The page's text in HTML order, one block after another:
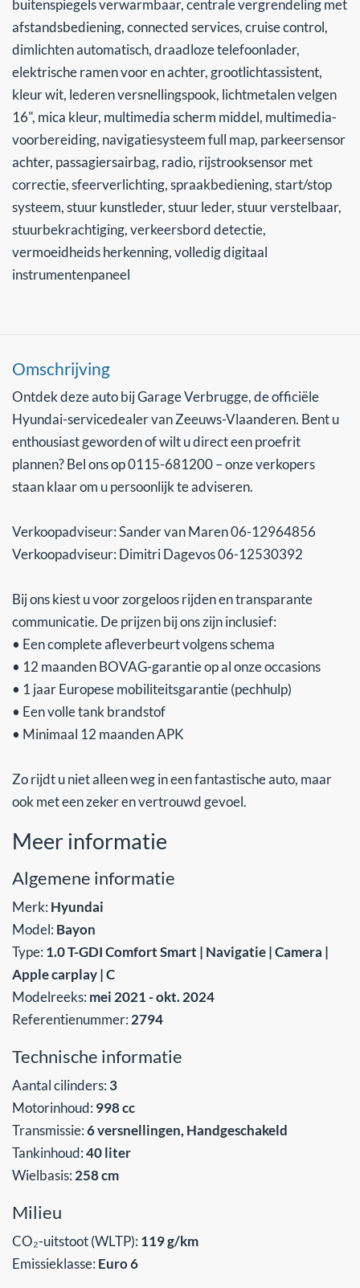
buitenspiegels verwarmbaar, centrale vergrendeling met
afstandsbediening, connected services, cruise control,
dimlichten automatisch, draadloze telefoonlader,
elektrische ramen voor en achter, grootlichtassistent,
kleur wit, lederen versnellingspook, lichtmetalen velgen
16", mica kleur, multimedia scherm middel, multimedia-
voorbereiding, navigatiesysteem full map, parkeersensor
achter, passagiersairbag, radio, rijstrooksensor met
correctie, sfeerverlichting, spraakbediening, start/stop
systeem, stuur kunstleder, stuur leder, stuur verstelbaar,
stuurbekrachtiging, verkeersbord detectie,
vermoeidheids herkenning, volledig digitaal
instrumentenpaneel
Omschrijving
Ontdek deze auto bij Garage Verbrugge, de officiële
Hyundai-servicedealer van Zeeuws-Vlaanderen. Bent u
enthousiast geworden of wilt u direct een proefrit
plannen? Bel ons op 0115-681200 – onze verkopers
staan klaar om u persoonlijk te adviseren.
Verkoopadviseur: Sander van Maren 06-12964856
Verkoopadviseur: Dimitri Dagevos 06-12530392
Bij ons kiest u voor zorgeloos rijden en transparante
communicatie. De prijzen bij ons zijn inclusief:
• Een complete afleverbeurt volgens schema
• 12 maanden BOVAG-garantie op al onze occasions
• 1 jaar Europese mobiliteitsgarantie (pechhulp)
• Een volle tank brandstof
• Minimaal 12 maanden APK
Zo rijdt u niet alleen weg in een fantastische auto, maar
ook met een zeker en vertrouwd gevoel.
Meer informatie
Algemene informatie
Merk: Hyundai
Model: Bayon
Type: 1.0 T-GDI Comfort Smart | Navigatie | Camera |
Apple carplay | C
Modelreeks: mei 2021 - okt. 2024
Referentienummer: 2794
Technische informatie
Aantal cilinders: 3
Motorinhoud: 998 cc
Transmissie:6 versnellingen, Handgeschakeld
Tankinhoud:40 liter
Wielbasis: 258 cm
Milieu
CO₂-uitstoot (WLTP): 119 g/km
Emissieklasse: Euro 6